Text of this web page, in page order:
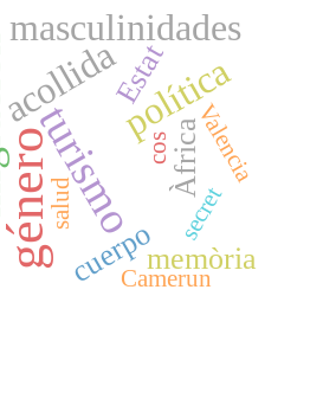
turismo
política
masculinidades
cuerpo
Àfrica
memòria
Estat
cos Valencia
salud
Camerun
secret